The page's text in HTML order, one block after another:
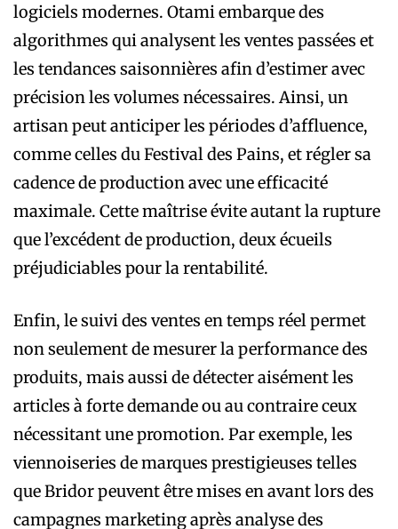
logiciels modernes. Otami embarque des
algorithmes qui analysent les ventes passées et
les tendances saisonnières afin d’estimer avec
précision les volumes nécessaires. Ainsi, un
artisan peut anticiper les périodes d’affluence,
comme celles du Festival des Pains, et régler sa
cadence de production avec une efficacité
maximale. Cette maîtrise évite autant la rupture
que l’excédent de production, deux écueils
préjudiciables pour la rentabilité.
Enfin, le suivi des ventes en temps réel permet
non seulement de mesurer la performance des
produits, mais aussi de détecter aisément les
articles à forte demande ou au contraire ceux
nécessitant une promotion. Par exemple, les
viennoiseries de marques prestigieuses telles
que Bridor peuvent être mises en avant lors des
campagnes marketing après analyse des